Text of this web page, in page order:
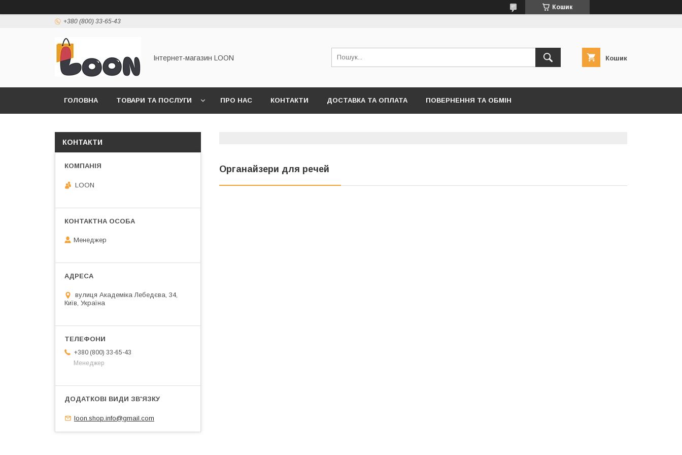
Кошик
+380 (800) 33-65-43
Інтернет-магазин LOON Кошик
ГОЛОВНА ТОВАРИ ТА ПОСЛУГИ ПРО НАС КОНТАКТИ ДОСТАВКА ТА ОПЛАТА ПОВЕРНЕННЯ ТА ОБМІН
Органайзери для речей
КОНТАКТИ
LOON
Менеджер
вулиця Академіка Лебедєва, 34,
Київ, Україна
+380 (800) 33-65-43
Менеджер
loon.shop.info@gmail.com